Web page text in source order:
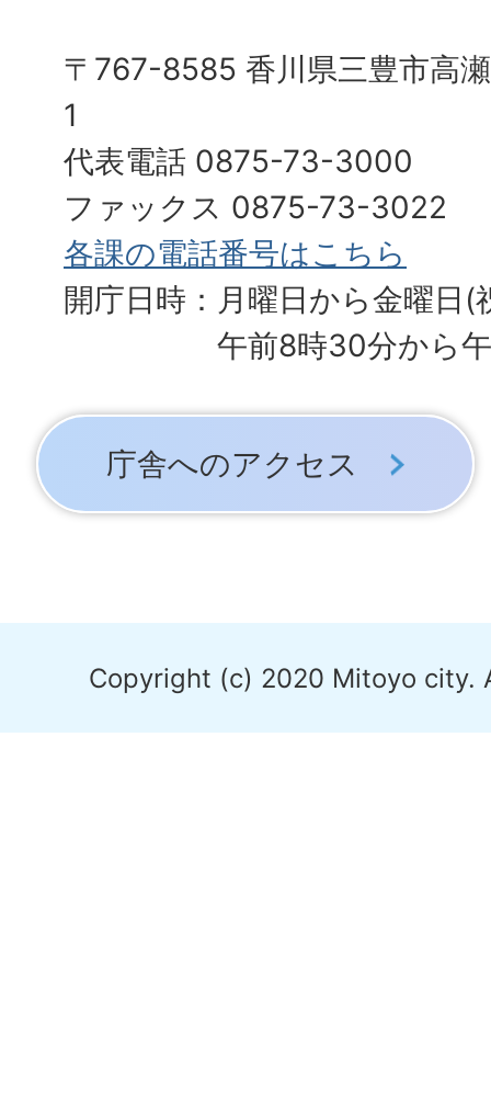
〒767-8585 香川県三豊市高
1
代表電話 0875-73-3000
ファックス 0875-73-3022
各課の電話番号はこちら
開庁日時：月曜日から金曜日(
午前8時30分から
庁舎へのアクセス
Copyright (c) 2020 Mitoyo city.